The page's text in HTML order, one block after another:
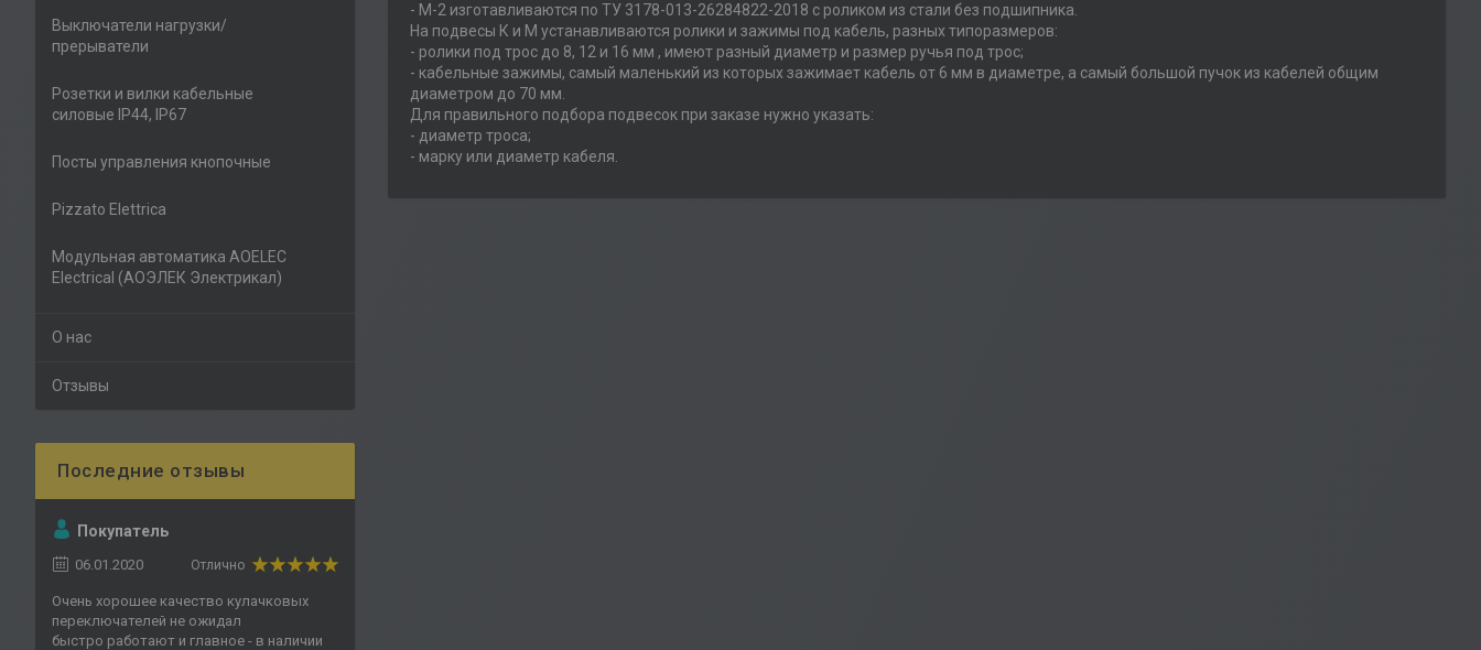
- М-2 изготавливаются по ТУ 3178-013-26284822-2018 с роликом из стали без подшипника.
На подвесы К и М устанавливаются ролики и зажимы под кабель, разных типоразмеров:
- ролики под трос до 8, 12 и 16 мм , имеют разный диаметр и размер ручья под трос;
- кабельные зажимы, самый маленький из которых зажимает кабель от 6 мм в диаметре, а самый большой пучок из кабелей общим
диаметром до 70 мм.
Для правильного подбора подвесок при заказе нужно указать:
- диаметр троса;
- марку или диаметр кабеля.
Выключатели нагрузки/
прерыватели
Розетки и вилки кабельные
силовые IP44, IP67
Посты управления кнопочные
Pizzato Elettrica
Модульная автоматика AOELEC
Electrical (АОЭЛЕК Электрикал)
О нас
Отзывы
Покупатель
06.01.2020 Отлично
Очень хорошее качество кулачковых
переключателей не ожидал
быстро работают и главное - в наличии